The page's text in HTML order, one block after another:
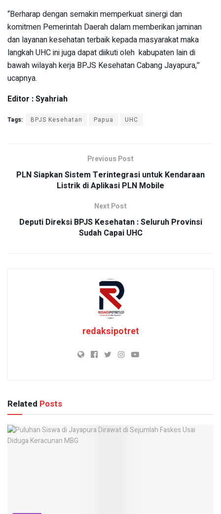
“Berharap dengan semakin memperkuat sinergi dan
komitmen Pemerintah Daerah dalam memberikan jaminan
dan layanan kesehatan terbaik kepada masyarakat maka
langkah UHC ini juga dapat diikuti oleh kabupaten lain di
bawah wilayah kerja BPJS Kesehatan Cabang Jayapura,’’
ucapnya.
Editor : Syahriah
Tags: BPJS Kesehatan Papua UHC
Previous Post
PLN Siapkan Sistem Terintegrasi untuk Kendaraan
Listrik di Aplikasi PLN Mobile
Next Post
Deputi Direksi BPJS Kesehatan : Seluruh Provinsi
Sudah Capai UHC
redaksipotret
Related Posts